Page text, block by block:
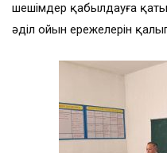
шешімдер қабылдауға
әділ ойын ережелерін